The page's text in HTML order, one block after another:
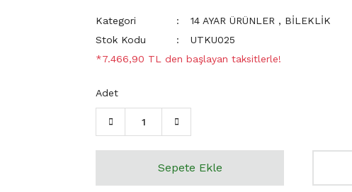
Kategori 14 AYAR ÜRÜNLER , BİLEKLİK
Stok Kodu
UTKU025
*7.466,90 TL den başlayan taksitlerle!
Adet
Sepete Ekle